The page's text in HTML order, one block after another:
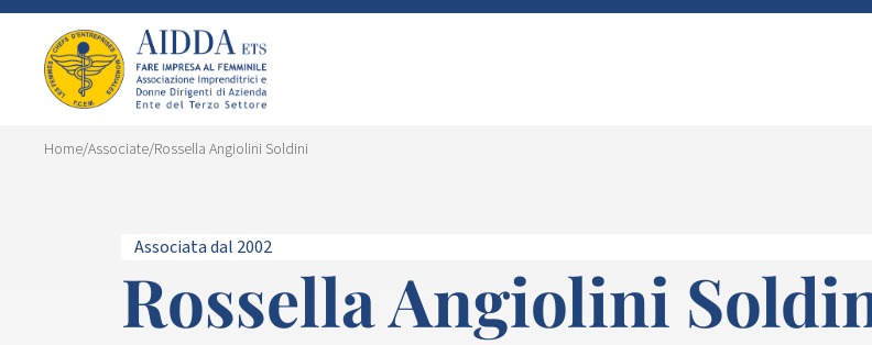
Home/Associate/Rossella Angiolini Soldini
Associata dal 2002
Rossella Angiolini